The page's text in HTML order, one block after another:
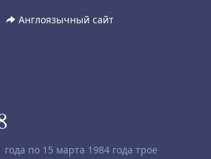
Англоязычный сайт
от ответственности:
по 15 марта 1984 года трое